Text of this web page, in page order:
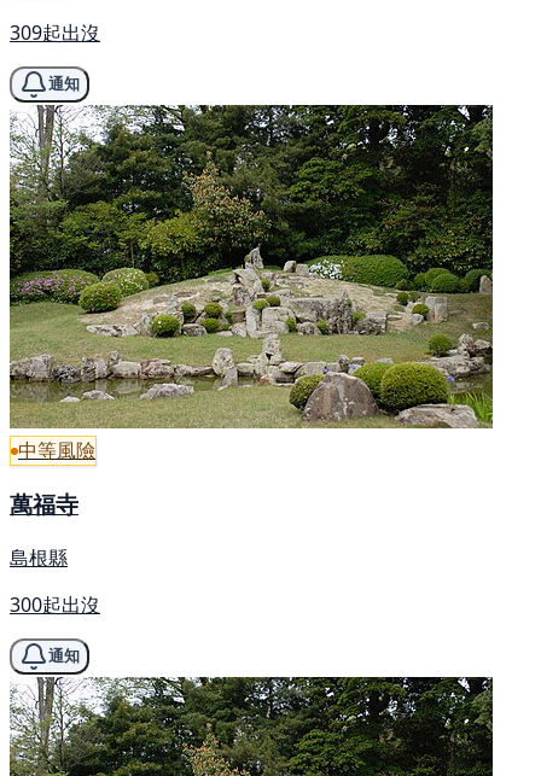
309起出沒
通知
中等風險
萬福寺
島根縣
300起出沒
通知